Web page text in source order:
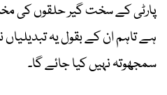
پارٹی کے سخت گیر حلقوں کی
ہے تاہم ان کے بقول یہ تبدیلیاں
سمجھوتہ نہیں کیا جائے گا۔